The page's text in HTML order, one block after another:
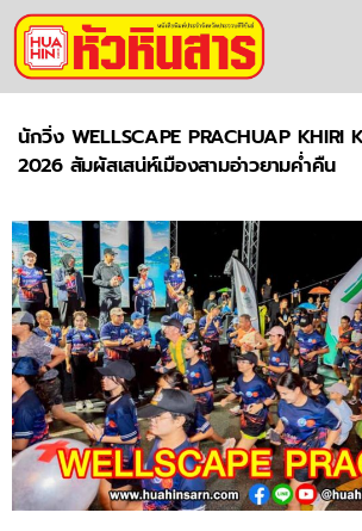
นักวิ่ง WELLSCAPE PRACHUAP KHIRI
2026 สัมผัสเสน่ห์เมืองสามอ่าวยามค่ำคืน